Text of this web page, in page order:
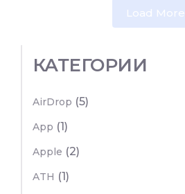
Load More
КАТЕГОРИИ
AirDrop (5)
App (1)
Apple (2)
ATH (1)